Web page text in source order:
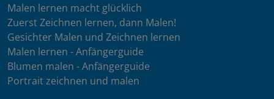
Malen lernen macht glücklich
Zuerst Zeichnen lernen, dann Malen!
Gesichter Malen und Zeichnen lernen
Malen lernen - Anfängerguide
Blumen malen - Anfängerguide
Portrait zeichnen und malen